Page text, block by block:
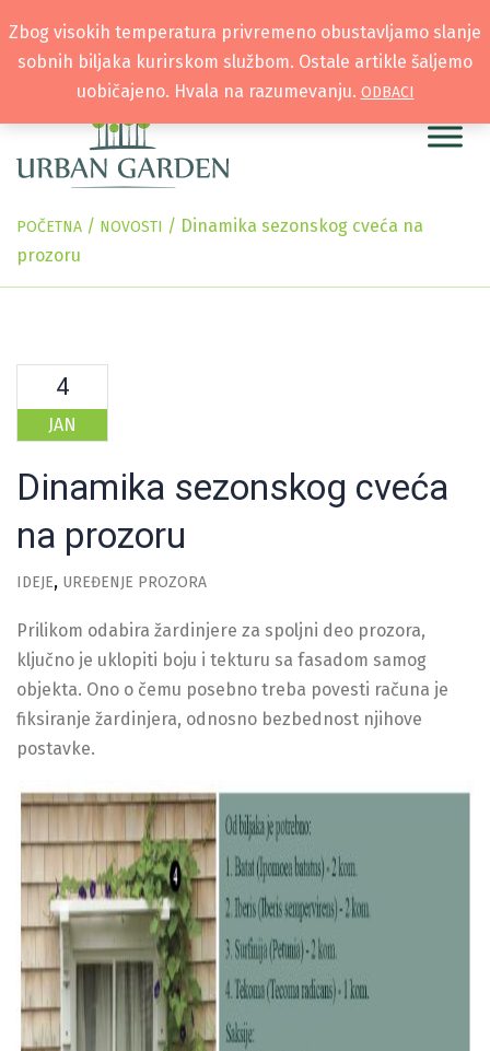
POČETNA / NOVOSTI / Dinamika sezonskog cveća na
prozoru
4
JAN
Dinamika sezonskog cveća
na prozoru
IDEJE UREĐENJE PROZORA
Prilikom odabira žardinjere za spoljni deo prozora,
ključno je uklopiti boju i tekturu sa fasadom samog
objekta. Ono o čemu posebno treba povesti računa je
fiksiranje žardinjera, odnosno bezbednost njihove
postavke.
Zbog visokih temperatura privremeno obustavljamo slanje
sobnih biljaka kurirskom službom. Ostale artikle šaljemo
uobičajeno. Hvala na razumevanju. ODBACI